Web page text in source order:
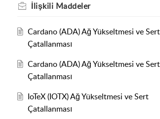
İlişkili Maddeler
Cardano (ADA) Ağ Yükseltmesi ve Sert
Çatallanması
Cardano (ADA) Ağ Yükseltmesi ve Sert
Çatallanması
IoTeX (IOTX) Ağ Yükseltmesi ve Sert
Çatallanması